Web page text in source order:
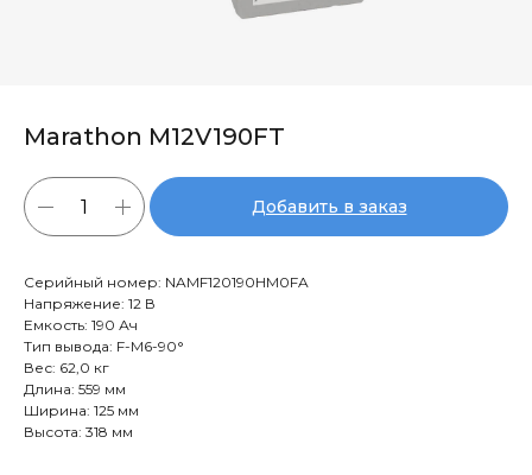
Marathon M12V190FT
Добавить в заказ
Серийный номер: NAMF120190HM0FA
Напряжение: 12 В
Емкость: 190 Ач
Тип вывода: F-M6-90°
Вес: 62,0 кг
Длина: 559 мм
Ширина: 125 мм
Высота: 318 мм